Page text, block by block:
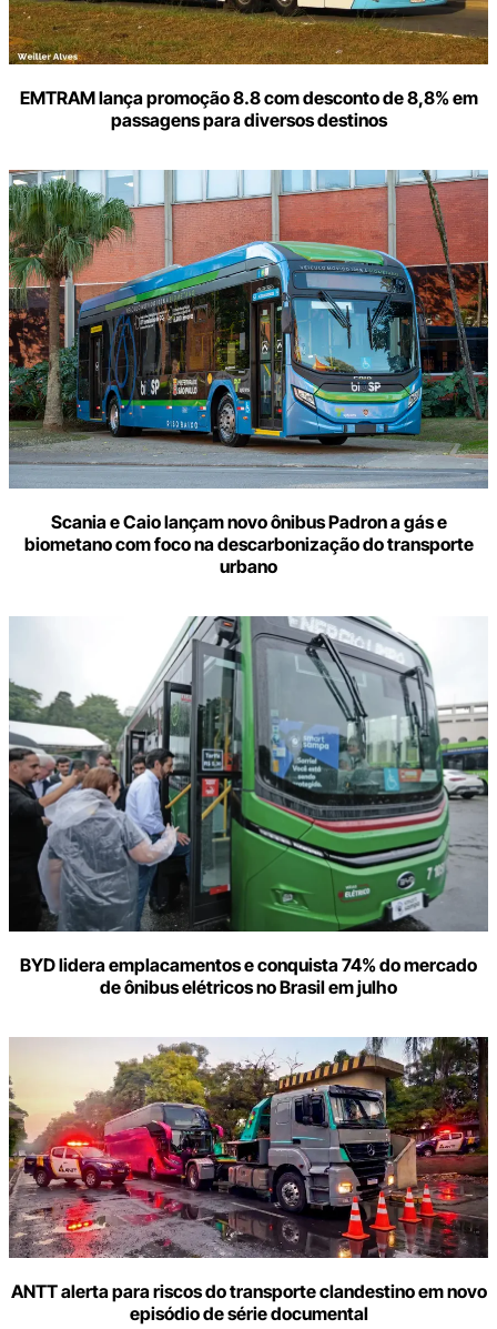
EMTRAM lança promoção 8.8 com desconto de 8,8% em
passagens para diversos destinos
Scania e Caio lançam novo ônibus Padron a gás e
biometano com foco na descarbonização do transporte
urbano
BYD lidera emplacamentos e conquista 74% do mercado
de ônibus elétricos no Brasil em julho
ANTT alerta para riscos do transporte clandestino em novo
episódio de série documental